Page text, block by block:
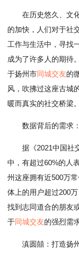
在历史悠久、文化
的加快，人们对于社
工作与生活中，寻找
成为了许多人的期待
于扬州市同城交友的
风，吹拂过这座古城
暖而真实的社交桥梁。
数据背后的需求
据《2021中国社
中，有超过60%的人
州这座拥有近500万
体上的用户超过200
找到志同道合的朋友
于同城交友的强烈需
滇圆囍：打造扬